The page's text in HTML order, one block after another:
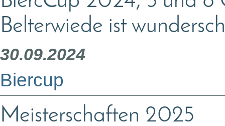
Belterwiede ist
30.09.2024
Biercup
Meisterschaften 2025